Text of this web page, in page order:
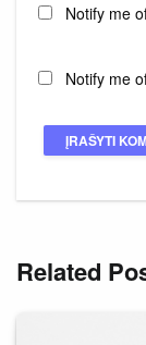
Notify me
Notify me
Related